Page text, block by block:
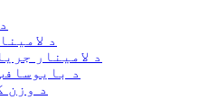
د
د لامینار
د
د وزن